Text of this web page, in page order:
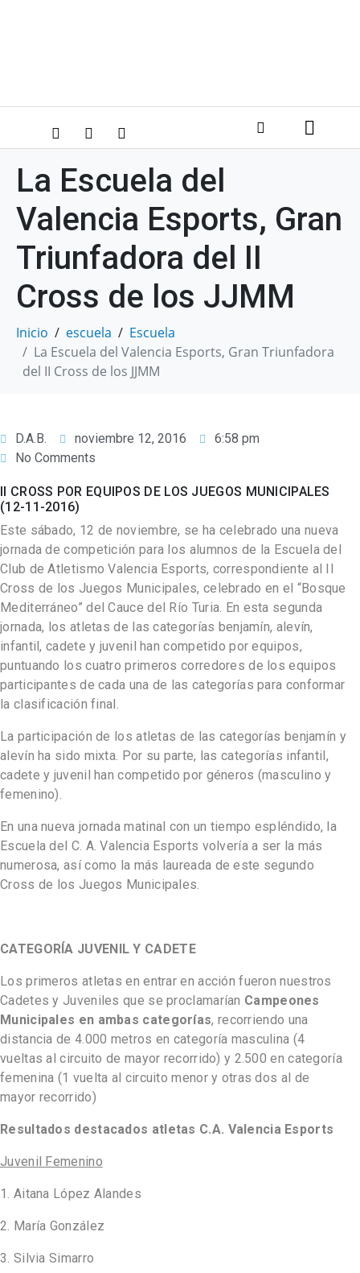
La Escuela del
Valencia Esports, Gran
Triunfadora del II
Cross de los JJMM
Inicio escuela
Escuela
La Escuela del Valencia Esports, Gran Triunfadora
del II Cross de los JJMM
D.A.B. noviembre 12, 2016
6:58 pm
No Comments
II CROSS POR EQUIPOS DE LOS JUEGOS MUNICIPALES
(12-11-2016)
Este sábado, 12 de noviembre, se ha celebrado una nueva
jornada de competición para los alumnos de la Escuela del
Club de Atletismo Valencia Esports, correspondiente al II
Cross de los Juegos Municipales, celebrado en el “Bosque
Mediterráneo” del Cauce del Río Turia. En esta segunda
jornada, los atletas de las categorías benjamín, alevín,
infantil, cadete y juvenil han competido por equipos,
puntuando los cuatro primeros corredores de los equipos
participantes de cada una de las categorías para conformar
la clasificación final.
La participación de los atletas de las categorías benjamín y
alevín ha sido mixta. Por su parte, las categorías infantil,
cadete y juvenil han competido por géneros (masculino y
femenino).
En una nueva jornada matinal con un tiempo espléndido, la
Escuela del C. A. Valencia Esports volvería a ser la más
numerosa, así como la más laureada de este segundo
Cross de los Juegos Municipales.
CATEGORÍA JUVENIL Y CADETE
Los primeros atletas en entrar en acción fueron nuestros
Cadetes y Juveniles que se proclamarían Campeones
Municipales en ambas categorías, recorriendo una
distancia de 4.000 metros en categoría masculina (4
vueltas al circuito de mayor recorrido) y 2.500 en categoría
femenina (1 vuelta al circuito menor y otras dos al de
mayor recorrido)
Resultados destacados atletas C.A. Valencia Esports
Juvenil Femenino
1. Aitana López Alandes
2. María González
3. Silvia Simarro